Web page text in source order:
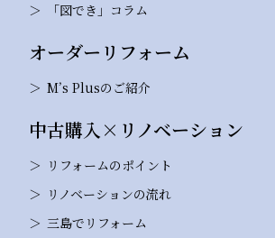
「図でき」コラム
オーダーリフォーム
M’s Plusのご紹介
中古購入×リノベーション
リフォームのポイント
リノベーションの流れ
三島でリフォーム